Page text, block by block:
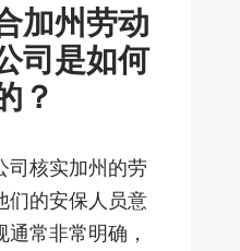
加州劳动
司是如何
？
司核实加州的劳
们的安保人员意
常非常明确，